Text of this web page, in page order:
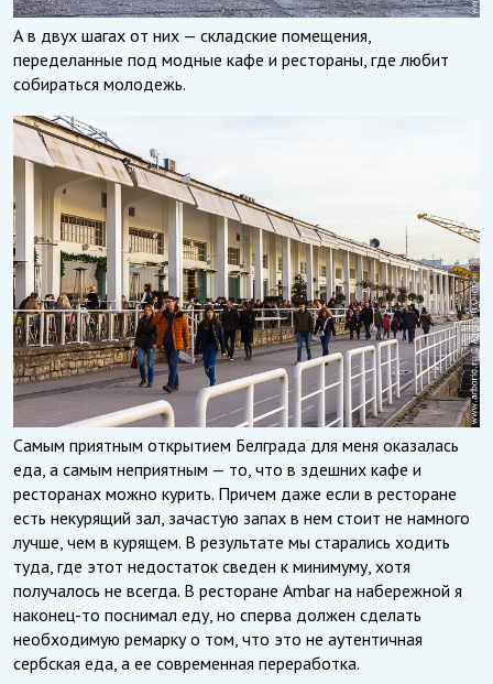
А в двух шагах от них — складские помещения,
переделанные под модные кафе и рестораны, где любит
собираться молодежь.
Самым приятным открытием Белграда для меня оказалась
еда, а самым неприятным — то, что в здешних кафе и
ресторанах можно курить. Причем даже если в ресторане
есть некурящий зал, зачастую запах в нем стоит не намного
лучше, чем в курящем. В результате мы старались ходить
туда, где этот недостаток сведен к минимуму, хотя
получалось не всегда. В ресторане Ambar на набережной я
наконец-то поснимал еду, но сперва должен сделать
необходимую ремарку о том, что это не аутентичная
сербская еда, а ее современная переработка.